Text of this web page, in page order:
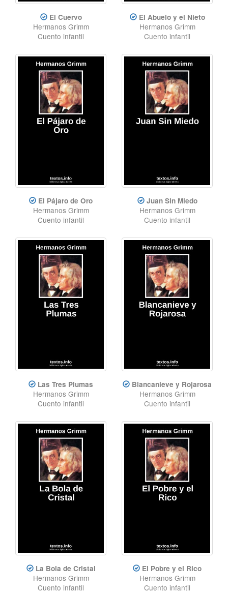
El Cuervo
Hermanos Grimm
Cuento infantil
El Abuelo y el Nieto
Hermanos Grimm
Cuento infantil
El Pájaro de Oro
Hermanos Grimm
Cuento infantil
Juan Sin Miedo
Hermanos Grimm
Cuento infantil
Las Tres Plumas
Hermanos Grimm
Cuento infantil
Blancanieve y Rojarosa
Hermanos Grimm
Cuento infantil
La Bola de Cristal
Hermanos Grimm
Cuento infantil
El Pobre y el Rico
Hermanos Grimm
Cuento infantil